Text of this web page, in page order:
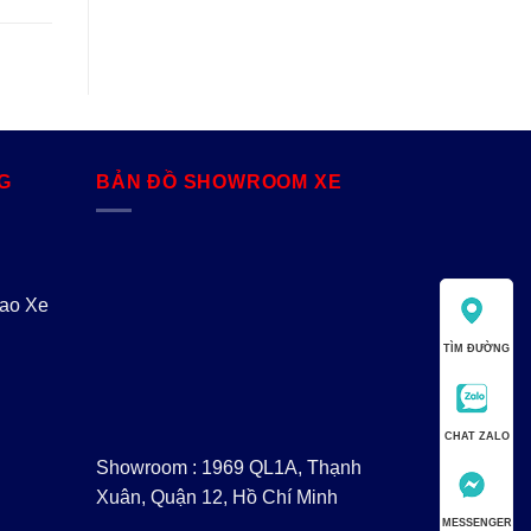
Xe
BẢN ĐỒ SHOWROOM XE
Showroom : 1969 QL1A, Thạnh
Xuân, Quận 12, Hồ Chí Minh
TÌM ĐƯỜNG
CHAT ZALO
MESSENGER